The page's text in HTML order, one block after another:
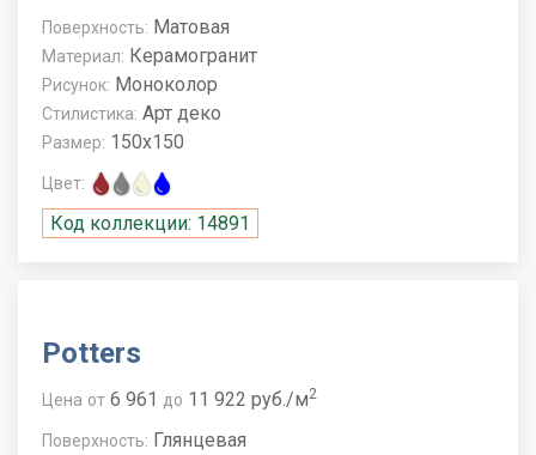
Поверхность: Матовая
Материал: Керамогранит
Рисунок: Моноколор
Стилистика: Арт деко
Размер: 150x150
Цвет:
Код коллекции: 14891
Potters
Цена от 6 961 до 11 922 руб./м2
Поверхность: Глянцевая